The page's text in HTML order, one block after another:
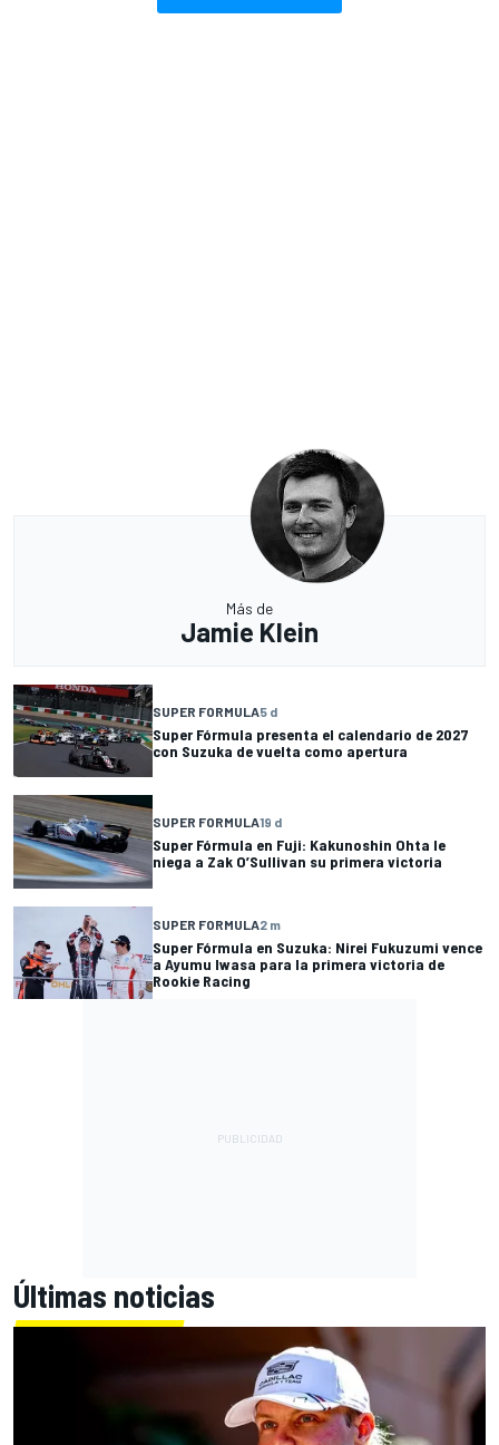
Más de
Jamie Klein
SUPER FORMULA5 d
Super Fórmula presenta el calendario de 2027
con Suzuka de vuelta como apertura
SUPER FORMULA19 d
Super Fórmula en Fuji: Kakunoshin Ohta le
niega a Zak O’Sullivan su primera victoria
SUPER FORMULA2 m
Super Fórmula en Suzuka: Nirei Fukuzumi vence
a Ayumu Iwasa para la primera victoria de
Rookie Racing
Últimas noticias